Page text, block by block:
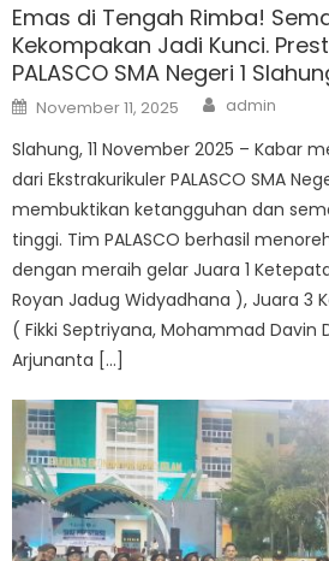
Emas di Tengah Rimba!
Kekompakan Jadi Kunci.
PALASCO SMA Negeri 1
Posted
on
November 11, 2025 Author
admin
Slahung, 11 November 2025 – Kabar
dari Ekstrakurikuler PALASCO SMA
membuktikan ketangguhan dan
tinggi. Tim PALASCO berhasil
dengan meraih gelar Juara 1
Royan Jadug Widyadhana ), Juara 3
( Fikki Septriyana, Mohammad Davin
Arjunanta […]